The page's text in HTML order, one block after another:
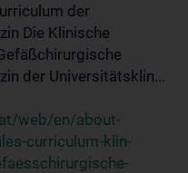
der
Die Klinische
der Universitätsklin...
web/en/about-
curriculum-klin-